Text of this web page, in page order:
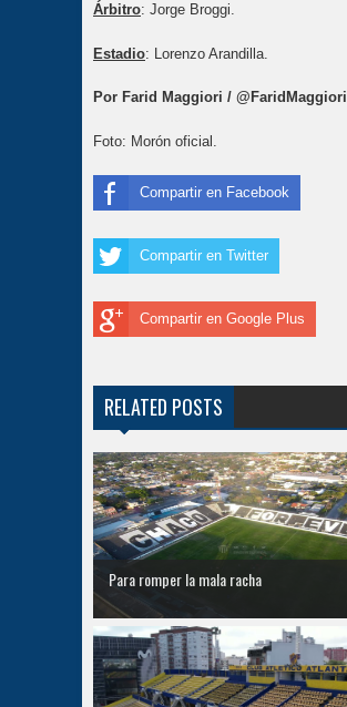
Árbitro: Jorge Broggi.
Estadio: Lorenzo Arandilla.
Por Farid Maggiori / @FaridMaggiori
Foto: Morón oficial.
Compartir en Facebook
Compartir en Twitter
Compartir en Google Plus
RELATED POSTS
Para romper la mala racha